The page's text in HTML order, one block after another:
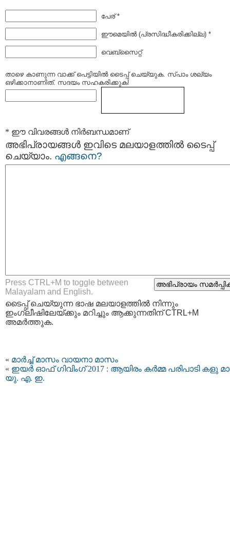
പേര് *
ഈമെയില്‍ (പ്രസിദ്ധീകരിക്കില്ല) *
വെബ്സൈറ്റ്
താഴെ കാണുന്ന വാക്ക് പെട്ടിയില്‍ ടൈപ്പ്‌ ചെയ്യുക. സ്പാം ശല്യം
ഒഴിക്കാനാണിത്. സദയം സഹകരിക്കുക!
* ഈ വിവരങ്ങള്‍ നിര്‍ബന്ധമാണ്
അഭിപ്രായങ്ങള്‍ ഇവിടെ മലയാളത്തില്‍ ടൈപ്പ്
ചെയ്യാം. എങ്ങനെ?
Press CTRL+M to toggle between
Malayalam and English.
ടൈപ്പ്‌ ചെയ്യുന്ന ഭാഷ മലയാളത്തില്‍ നിന്നും
ഇംഗ്ലീഷിലേയ്ക്കും മറിച്ചും ആക്കുന്നതിന് CTRL+M
അമര്‍ത്തുക.
« മാര്‍ച്ച് മാസം വായനാ മാസം
« ഇയർ ഓഫ് ഗിവിംഗ് 2017 : ആയിരം കർമ്മ പരിപാടി കളു
യു. എ. ഇ.